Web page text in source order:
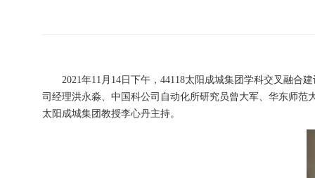
2021年11月14日下午，44118太阳成城集团学科交叉融
司经理洪永淼、中国科公司自动化所研究员曾大军、华东师
太阳成城集团教授李心丹主持。